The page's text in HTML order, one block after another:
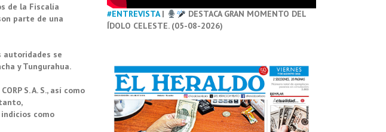
de la Fiscalía
parte de una
autoridades se
y Tungurahua.
S. A. S., así como
indicios como
#ENTREVISTA|
DESTACA GRAN MOMENTO DEL
ÍDOLO CELESTE. (05-08-2026)